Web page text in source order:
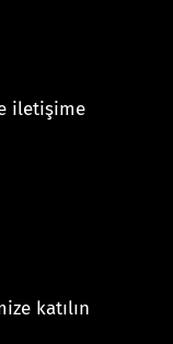
iletişime
katılın